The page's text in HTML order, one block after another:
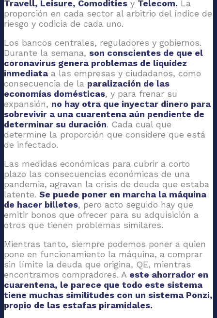
Travell, Leisure, Comodities y Telecom. La
proporción en cada sector al arbitrio del índice de
riesgo y codicia de cada uno.
Los bancos centrales, reguladores y gobiernos.
Durante la semana, son conscientes de que el
coronavirus genera problemas de liquidez
inmediata a las empresas y ciudadanos, como
consecuencia de la paralización de las
economías domésticas, y para frenar su
expansión, no hay otra que inyectar dinero para
sobrevivir a una cuarentena aún pendiente de
determinar su duración. Cada cual que
determine la proporción que considere que está
de infectado.
Las medidas económicas para cubrir a corto
plazo las consecuencias económicas de una
pandemia, agravan la crisis de deuda que estaba
latente. Se puede poner en marcha la máquina
de hacer billetes, pero acto seguido hay que
emitir bonos que ofrecer para su adquisición a
otros que tienen problemas similares.
Mientras tanto, siempre podemos poner a quien
pone en funcionamiento la máquina, a comprar
sin límite la deuda que origina, QE, mientras
encontramos compradores. A este ahorrador en
cuarentena, le parece que todo este sistema
tiene muchas similitudes con un sistema Ponzi,
propio de las estafas piramidales.